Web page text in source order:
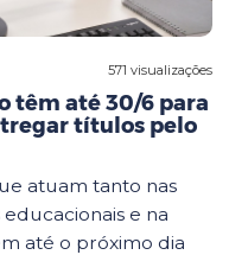
571 visualizações
têm até 30/6 para
títulos pelo
atuam tanto nas
e na
até o próximo dia